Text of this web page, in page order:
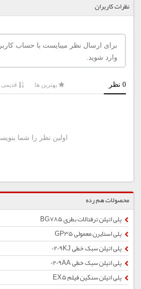
نظرات کاربران
محصولات هم رده
پلی اتیلن ترفتالات بطری BG785
پلی استایرن معمولی GP35
پلی اتیلن سبک خطی 0209KJ
پلی اتیلن سبک خطی 0209AA
پلی اتیلن سنگین فیلم EX5